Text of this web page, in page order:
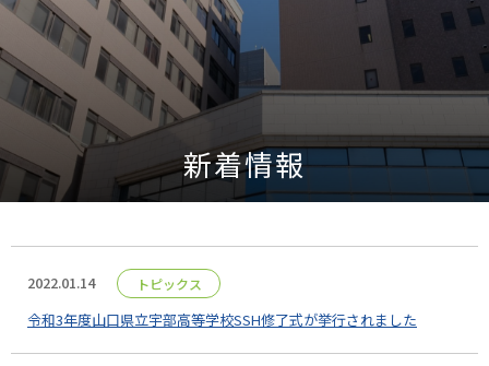
新着情報
2022.01.14 トピックス
令和3年度山口県立宇部高等学校SSH修了式が挙行されました